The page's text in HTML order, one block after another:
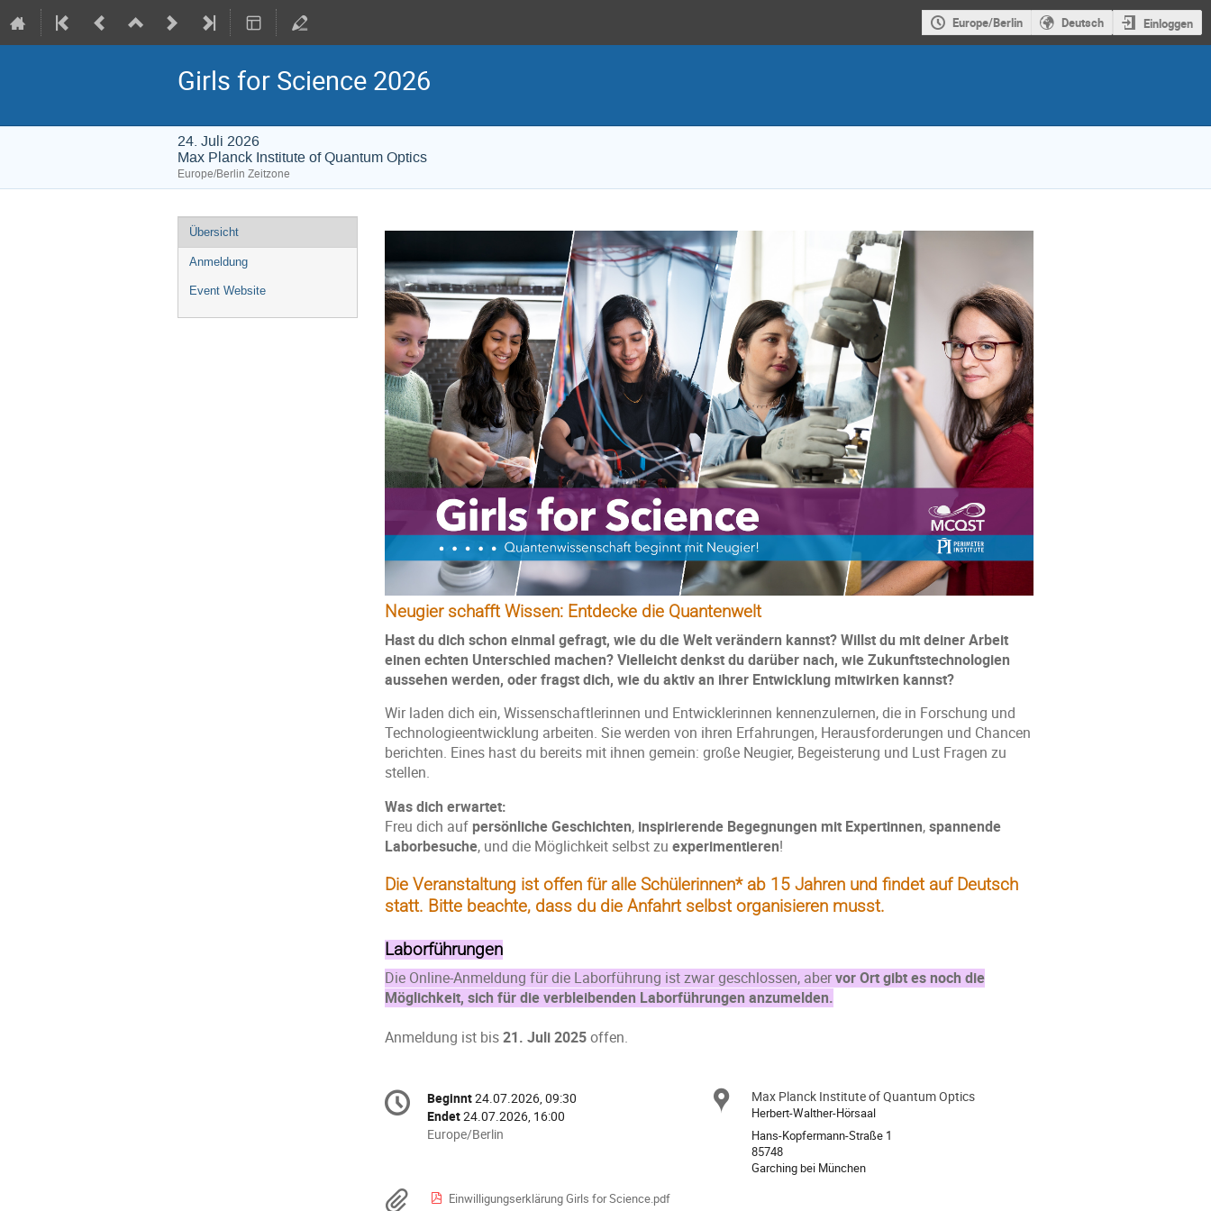
Europe/Berlin Deutsch Einloggen
Girls for Science 2026
24. Juli 2026
Max Planck Institute of Quantum Optics
Europe/Berlin Zeitzone
Veranstaltungsmenü
Übersicht
Anmeldung
Event Website
Neugier schafft Wissen: Entdecke die Quantenwelt
Hast du dich schon einmal gefragt, wie du die Welt verändern kannst? Willst du mit deiner Arbeit
einen echten Unterschied machen? Vielleicht denkst du darüber nach, wie Zukunftstechnologien
aussehen werden, oder fragst dich, wie du aktiv an ihrer Entwicklung mitwirken kannst?
Wir laden dich ein, Wissenschaftlerinnen und Entwicklerinnen kennenzulernen, die in Forschung und
Technologieentwicklung arbeiten. Sie werden von ihren Erfahrungen, Herausforderungen und Chancen
berichten. Eines hast du bereits mit ihnen gemein: große Neugier, Begeisterung und Lust Fragen zu
stellen.
Was dich erwartet:
Freu dich auf persönliche Geschichten, inspirierende Begegnungen mit Expertinnen,spannende
Laborbesuche, und die Möglichkeit selbst zu experimentieren!
Die Veranstaltung ist offen für alle Schülerinnen* ab 15 Jahren und findet auf Deutsch
statt. Bitte beachte, dass du die Anfahrt selbst organisieren musst.
Laborführungen
Die Online-Anmeldung für die Laborführung ist zwar geschlossen, abervor Ort gibt es noch die
Möglichkeit, sich für die verbleibenden Laborführungen anzumelden.
Anmeldung ist bis21. Juli 2025offen.
Konferenzinformationen
Datum/Zeit
Beginnt24.07.2026, 09:30
Endet24.07.2026, 16:00
Alle
Europe/Berlin
Ort
Max Planck Institute of Quantum Optics
Herbert-Walther-Hörsaal
Hans-Kopfermann-Straße 1
85748
Garching bei München
Materialien
Einwilligungserklärung Girls for Science.pdf